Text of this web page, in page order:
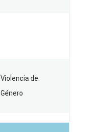
Violencia de
Género